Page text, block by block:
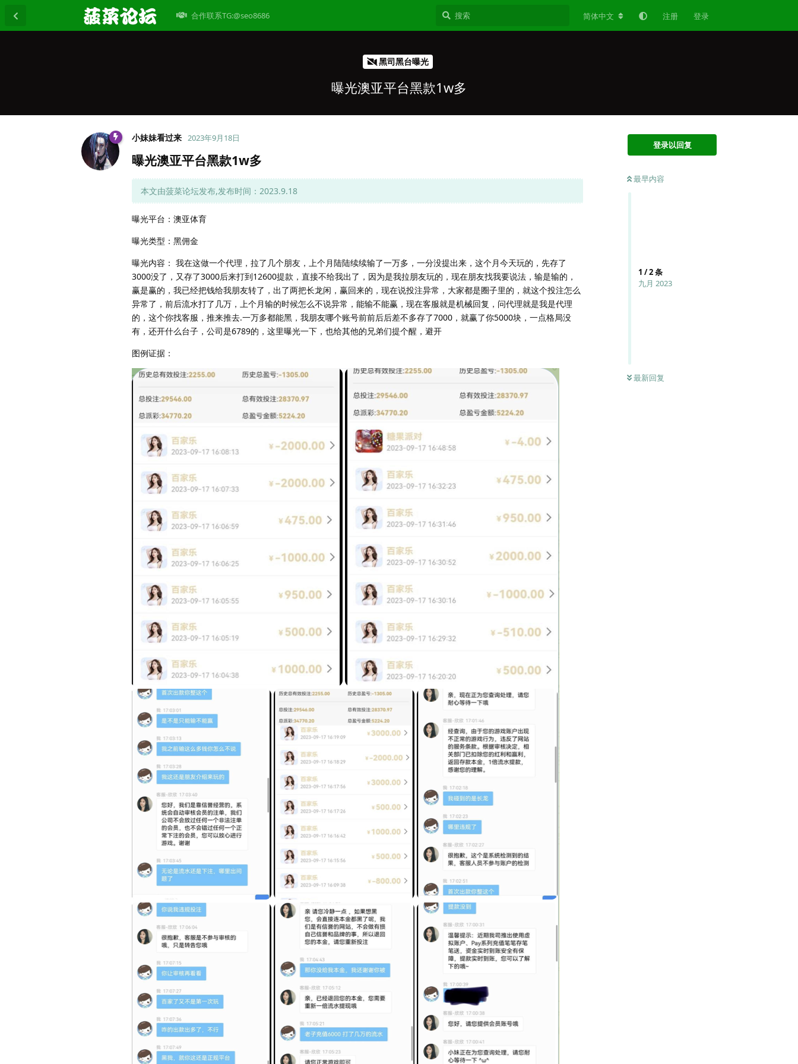
合作联系TG:@seo8686 简体中文 注册 登录
黑司黑台曝光
曝光澳亚平台黑款1w多
登录以回复
最早内容
1 /2条
九月 2023
最新回复
小妹妹看过来 2023年9月18日
曝光澳亚平台黑款1w多
本文由菠菜论坛发布,发布时间：2023.9.18
曝光平台：澳亚体育
曝光类型：黑佣金
曝光内容： 我在这做一个代理，拉了几个朋友，上个月陆陆续续输了一万多，一分没提出来，这个月今天玩的，先存了
3000没了，又存了3000后来打到12600提款，直接不给我出了，因为是我拉朋友玩的，现在朋友找我要说法，输是输的，
赢是赢的，我已经把钱给我朋友转了，出了两把长龙闲，赢回来的，现在说投注异常，大家都是圈子里的，就这个投注怎么
异常了，前后流水打了几万，上个月输的时候怎么不说异常，能输不能赢，现在客服就是机械回复，问代理就是我是代理
的，这个你找客服，推来推去.一万多都能黑，我朋友哪个账号前前后后差不多存了7000，就赢了你5000块，一点格局没
有，还开什么台子，公司是6789的，这里曝光一下，也给其他的兄弟们提个醒，避开
图例证据：